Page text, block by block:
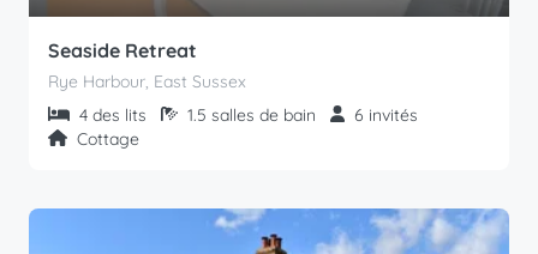
Seaside Retreat
Rye Harbour, East Sussex
4 des lits
1.5 salles de bain
6 invités
Cottage